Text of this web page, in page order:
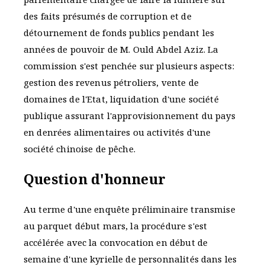
des faits présumés de corruption et de
détournement de fonds publics pendant les
années de pouvoir de M. Ould Abdel Aziz. La
commission s'est penchée sur plusieurs aspects:
gestion des revenus pétroliers, vente de
domaines de l'Etat, liquidation d'une société
publique assurant l'approvisionnement du pays
en denrées alimentaires ou activités d'une
société chinoise de pêche.
Question d'honneur
Au terme d'une enquête préliminaire transmise
au parquet début mars, la procédure s'est
accélérée avec la convocation en début de
semaine d'une kyrielle de personnalités dans les